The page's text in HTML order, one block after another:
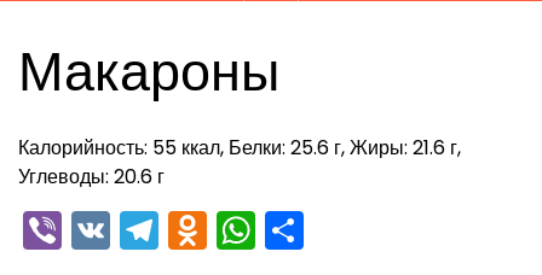
Макароны
Калорийность: 55 ккал, Белки: 25.6 г, Жиры: 21.6 г,
Углеводы: 20.6 г
Viber
VKTelegram
Odnoklassniki
WhatsApp